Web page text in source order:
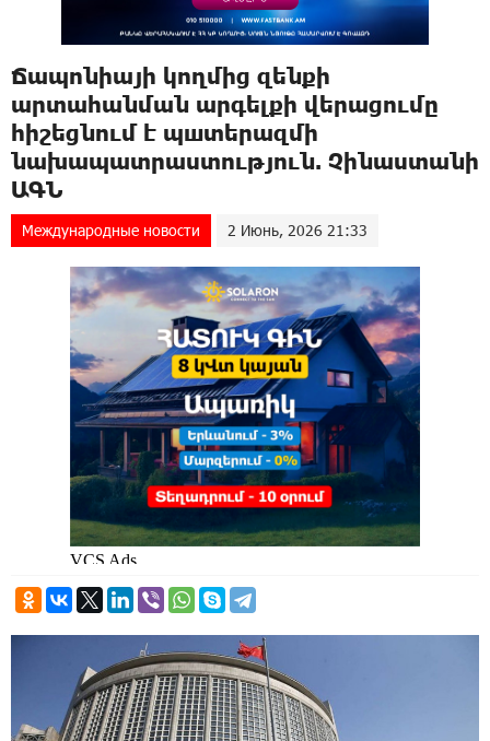
Ճապոնիայի կողմից զենքի
արտահանման արգելքի վերացումը
հիշեցնում է պшտերազմի
նախապատրաստություն. Չինաստանի
ԱԳՆ
Международные новости 2 Июнь, 2026 21:33